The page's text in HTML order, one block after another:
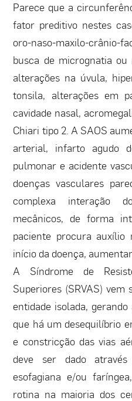
Parece que a
fator preditivo nestes
oro-naso-maxilo-crânio-
busca de micrognatia ou
alterações na úvula,
tonsila, alterações em
cavidade nasal,
Chiari tipo 2. A SAOS
arterial, infarto agudo
pulmonar e acidente
doenças vasculares
complexa interação
mecânicos, de forma
paciente procura auxílio
início da doença,
A Síndrome de
Superiores (SRVAS) vem
entidade isolada,
que há um desequilíbrio
e constricção das vias
deve ser dado
esofagiana e/ou
rotina na maioria dos